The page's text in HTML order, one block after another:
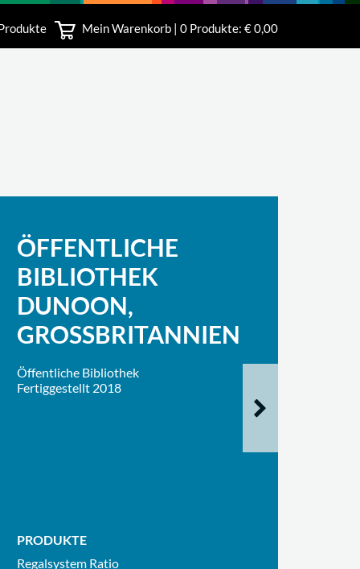
Mein Warenkorb | 0 Produkte: € 0,00
ÖFFENTLICHE
BIBLIOTHEK
DUNOON,
GROSSBRITANNIEN
Öffentliche Bibliothek
Fertiggestellt 2018
PRODUKTE
Regalsystem Ratio